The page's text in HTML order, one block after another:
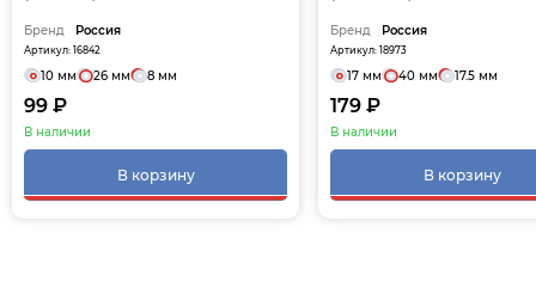
Бренд Россия
Артикул: 16842
10 мм 26 мм 8 мм
99 ₽
В наличии
В корзину
Бренд Россия
Артикул: 18973
17 мм 40 мм 17.5 мм
179 ₽
В наличии
В корзину